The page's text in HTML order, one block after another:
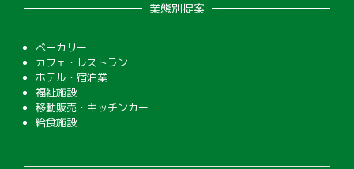
業態別提案
ベーカリー
カフェ・レストラン
ホテル・宿泊業
福祉施設
移動販売・キッチンカー
給食施設